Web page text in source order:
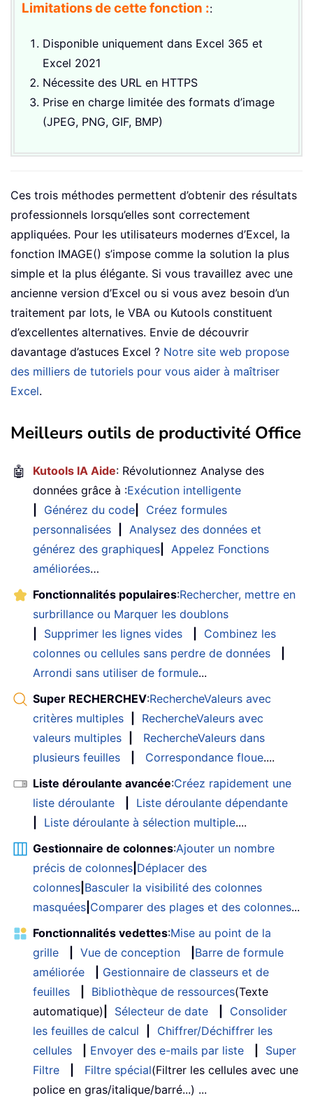
Limitations de cette fonction ::
Disponible uniquement dans Excel 365 et
Excel 2021
Nécessite des URL en HTTPS
Prise en charge limitée des formats d’image
(JPEG, PNG, GIF, BMP)
Ces trois méthodes permettent d’obtenir des résultats
professionnels lorsqu’elles sont correctement
appliquées. Pour les utilisateurs modernes d’Excel, la
fonction IMAGE() s’impose comme la solution la plus
simple et la plus élégante. Si vous travaillez avec une
ancienne version d’Excel ou si vous avez besoin d’un
traitement par lots, le VBA ou Kutools constituent
d’excellentes alternatives. Envie de découvrir
davantage d’astuces Excel ? Notre site web propose
des milliers de tutoriels pour vous aider à maîtriser
Excel.
Meilleurs outils de productivité Office
🤖 Kutools IA Aide: Révolutionnez Analyse des
données grâce à :Exécution intelligente
Générez du code
Créez formules
personnalisées
Analysez des données et
générez des graphiques
Appelez Fonctions
améliorées…
Fonctionnalités populaires:Rechercher, mettre en
surbrillance ou Marquer les doublons
Supprimer les lignes vides
Combinez les
colonnes ou cellules sans perdre de données
Arrondi sans utiliser de formule...
Super RECHERCHEV:RechercheValeurs avec
critères multiples
RechercheValeurs avec
valeurs multiples
RechercheValeurs dans
plusieurs feuilles
Correspondance floue....
Liste déroulante avancée:Créez rapidement une
liste déroulante
Liste déroulante dépendante
Liste déroulante à sélection multiple....
Gestionnaire de colonnes:Ajouter un nombre
précis de colonnes Déplacer des
colonnes Basculer la visibilité des colonnes
masquées Comparer des plages et des colonnes...
Fonctionnalités vedettes:Mise au point de la
grille
Vue de conception
Barre de formule
améliorée
Gestionnaire de classeurs et de
feuilles
Bibliothèque de ressources(Texte
automatique)
Sélecteur de date
Consolider
les feuilles de calcul
Chiffrer/Déchiffrer les
cellules
Envoyer des e-mails par liste
Super
Filtre
Filtre spécial(Filtrer les cellules avec une
police en gras/italique/barré...) ...